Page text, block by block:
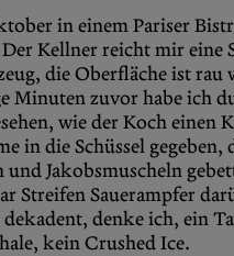
in einem Pariser
Kellner reicht mir eine
die Oberfläche ist rau
Minuten zuvor habe ich
wie der Koch einen
in die Schüssel gegeben,
und Jakobsmuscheln
Streifen Sauerampfer
denke ich, ein
kein Crushed Ice.